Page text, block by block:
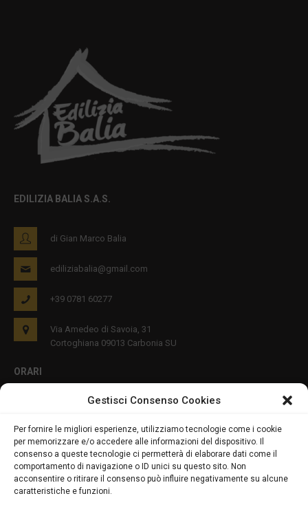
Gestisci Consenso Cookies
Per fornire le migliori esperienze, utilizziamo tecnologie come i cookie
per memorizzare e/o accedere alle informazioni del dispositivo. Il
consenso a queste tecnologie ci permetterà di elaborare dati come il
comportamento di navigazione o ID unici su questo sito. Non
acconsentire o ritirare il consenso può influire negativamente su alcune
caratteristiche e funzioni.
EDILIZIA BALIA S.A.S.
di Gian Marco Balia
ediliziabalia@gmail.com
+39 0781 60277
Via Amedeo di Savoia, 31
Cortoghiana 09013 Carbonia SU
ORARI
PRIVACY E COOKIES
DICHIARAZIONE SULLA PRIVACY (UE)